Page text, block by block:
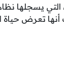
تعرض حياة